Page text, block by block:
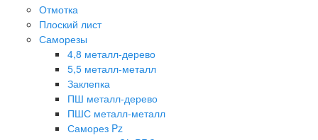
Отмотка
Плоский лист
Саморезы
4,8 металл-дерево
5,5 металл-металл
Заклепка
ПШ металл-дерево
ПШС металл-металл
Саморез Pz